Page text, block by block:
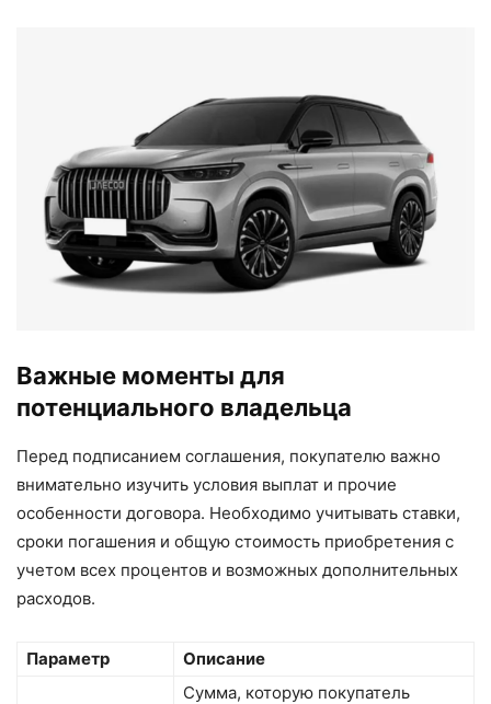
Важные моменты для
потенциального владельца
Перед подписанием соглашения, покупателю важно
внимательно изучить условия выплат и прочие
особенности договора. Необходимо учитывать ставки,
сроки погашения и общую стоимость приобретения с
учетом всех процентов и возможных дополнительных
расходов.
Параметр Описание
Сумма, которую покупатель